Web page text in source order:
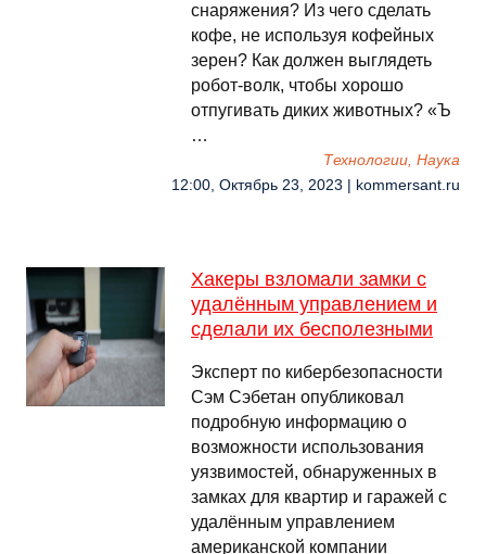
снаряжения? Из чего сделать
кофе, не используя кофейных
зерен? Как должен выглядеть
робот-волк, чтобы хорошо
отпугивать диких животных? «Ъ
…
Технологии, Наука
12:00, Октябрь 23, 2023 | kommersant.ru
Хакеры взломали замки с
удалённым управлением и
сделали их бесполезными
Эксперт по кибербезопасности
Сэм Сэбетан опубликовал
подробную информацию о
возможности использования
уязвимостей, обнаруженных в
замках для квартир и гаражей с
удалённым управлением
американской компании